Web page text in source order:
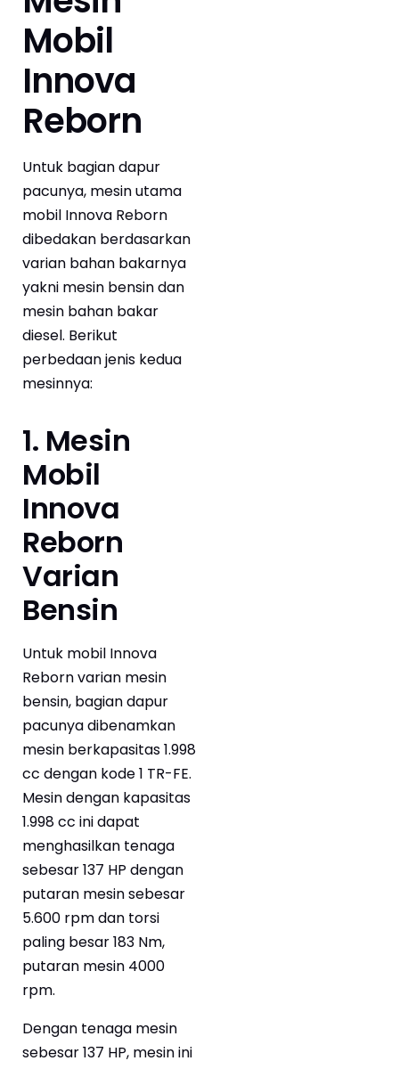
Mobil
Innova
Reborn
Untuk bagian dapur
pacunya, mesin utama
mobil Innova Reborn
dibedakan berdasarkan
varian bahan bakarnya
yakni mesin bensin dan
mesin bahan bakar
diesel. Berikut
perbedaan jenis kedua
mesinnya:
1. Mesin
Mobil
Innova
Reborn
Varian
Bensin
Untuk mobil Innova
Reborn varian mesin
bensin, bagian dapur
pacunya dibenamkan
mesin berkapasitas 1.998
cc dengan kode 1 TR-FE.
Mesin dengan kapasitas
1.998 cc ini dapat
menghasilkan tenaga
sebesar 137 HP dengan
putaran mesin sebesar
5.600 rpm dan torsi
paling besar 183 Nm,
putaran mesin 4000
rpm.
Dengan tenaga mesin
sebesar 137 HP, mesin ini